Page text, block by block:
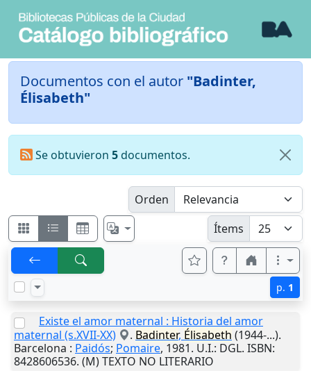
Documentos con el autor "Badinter,
Élisabeth"
Se obtuvieron 5documentos.
Orden
Ítems
p. 1
Existe el amor maternal : Historia del amor
maternal (s.XVII-XX)
. Badinter, Élisabeth (1944-...).
Barcelona : Paidós; Pomaire, 1981. U.I.: DGL. ISBN:
8428606536. (M) TEXTO NO LITERARIO